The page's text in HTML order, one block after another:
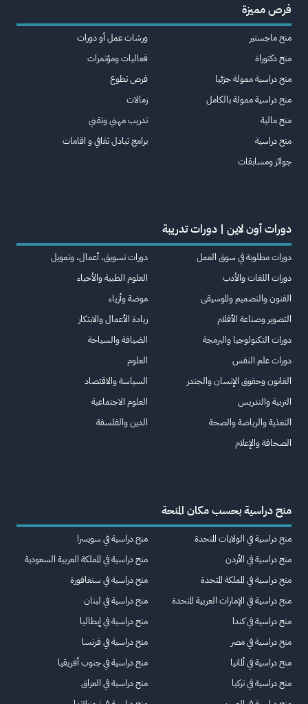
فرص مميزة
منح ماجستير
منح دكتوراة
منح دراسية ممولة جزئيا
منح دراسية ممولة بالكامل
منح مالية
منح دراسية
جوائز ومسابقات
ورشات عمل أو دورات
فعاليات ومؤتمرات
فرص تطوع
زمالات
تدريب مهني وتقني
برامج تبادل ثقافي و اقامات
دورات أون لاين | دورات تدريبة
دورات مطلوبة في سوق العمل
دورات اللغات والأدب
الفنون والتصميم والموسيقى
التصوير وصناعة الأفلام
دورات التكنولوجيا والبرمجة
دورات علم النفس
القانون وحقوق الإنسان والجندر
التربية والتدريس
التغذية والرياضة والصحة
الصحافة والإعلام
دورات تسويق، أعمال، وتمويل
العلوم الطبية والأحياء
موضة وأزياء
ريادة الأعمال والابتكار
الضيافة والسياحة
العلوم
السياسة والاقتصاد
العلوم الاجتماعية
الدين والفلسفة
منح دراسية بحسب مكان المنحة
منح دراسية في الولايات المتحدة
منح دراسية في الأردن
منح دراسية في المملكة المتحدة
منح دراسية في الإمارات العربية المتحدة
منح دراسية في كندا
منح دراسية في مصر
منح دراسية في ألمانيا
منح دراسية في تركيا
منح دراسية في سويسرا
منح دراسية في المملكة العربية السعودية
منح دراسية في سنغافورة
منح دراسية في لبنان
منح دراسية في إيطاليا
منح دراسية في فرنسا
منح دراسية في جنوب أفريقيا
منح دراسية في العراق